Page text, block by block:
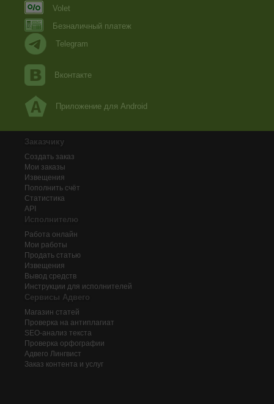
Volet
Безналичный платеж
Telegram
Вконтакте
Приложение для Android
Заказчику
Создать заказ
Мои заказы
Извещения
Пополнить счёт
Статистика
API
Исполнителю
Работа онлайн
Мои работы
Продать статью
Извещения
Вывод средств
Инструкции для исполнителей
Сервисы Адвего
Магазин статей
Проверка на антиплагиат
SEO-анализ текста
Проверка орфографии
Адвего Лингвист
Заказ контента и услуг